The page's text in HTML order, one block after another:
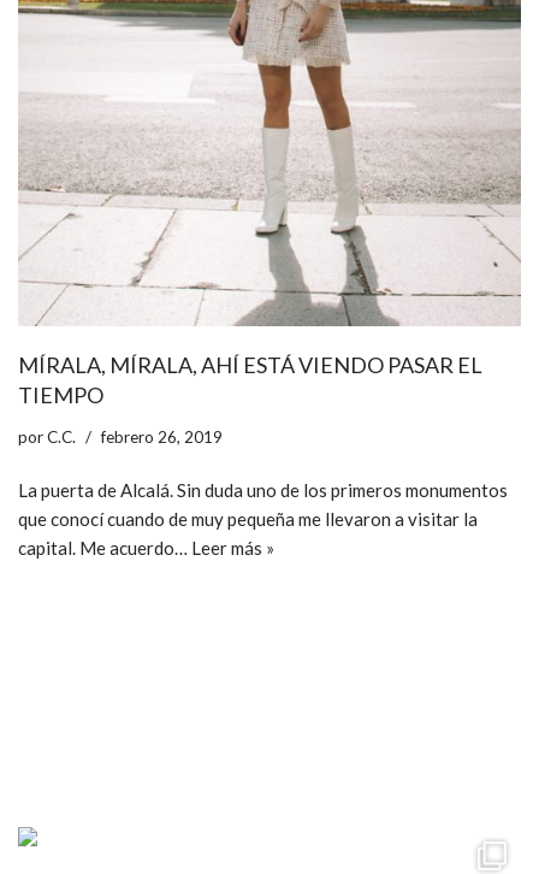
MÍRALA, MÍRALA, AHÍ ESTÁ VIENDO PASAR EL
TIEMPO
porC.C. febrero 26, 2019
La puerta de Alcalá. Sin duda uno de los primeros monumentos
que conocí cuando de muy pequeña me llevaron a visitar la
capital. Me acuerdo… Leer más »